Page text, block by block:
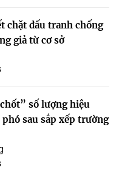
chặt đấu tranh chống
giả từ cơ sở
số lượng hiệu
sau sắp xếp trường